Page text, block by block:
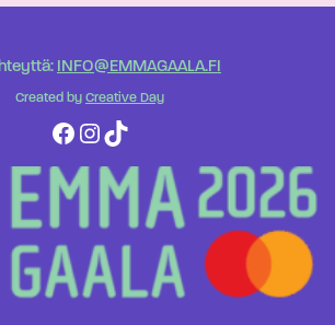
INFO@EMMAGAALA.FI
Created by Creative Day